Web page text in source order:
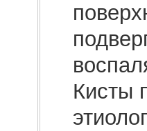
Кисты